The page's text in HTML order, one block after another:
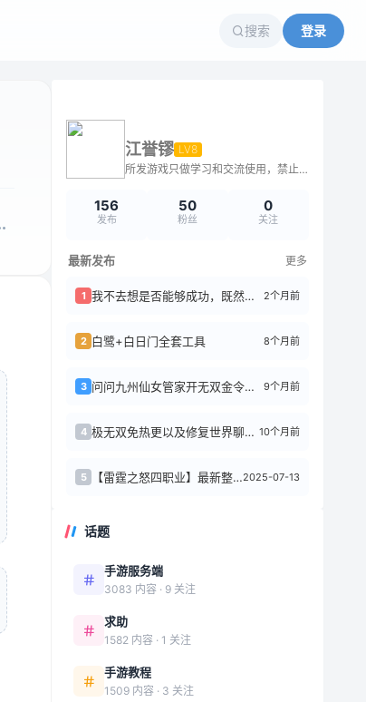
搜索 登录
江誉镠 LV8
所发游戏只做学习和交流使用，禁止任何商业用途，违者后果自负！
156
发布
50
粉丝
0
关注
最新发布 更多
1 我不去想是否能够成功，既然选择了远方，便只顾风雨兼程；我不去想身后会不会袭来寒风... 2个月前
2 白鹭+白日门全套工具 8个月前
3 问问九州仙女管家开无双金令的路径在宝塔文件哪里改 9个月前
4 极无双免热更以及修复世界聊天的办法 10个月前
5 【雷霆之怒四职业】最新整理WIN系服务端+GM后台+详细搭建教程+外网教程+实践2025-07-13
话题
手游服务端
3083 内容 · 9 关注
求助
1582 内容 · 1 关注
手游教程
1509 内容 · 3 关注